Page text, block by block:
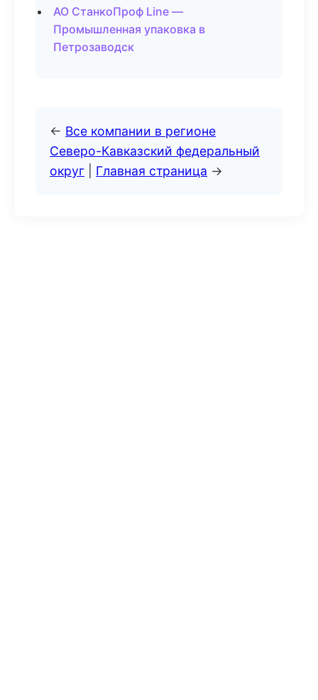
АО СтанкоПроф Line —
Промышленная упаковка в
Петрозаводск
← Все компании в регионе
Северо-Кавказский федеральный
округ
Главная страница →